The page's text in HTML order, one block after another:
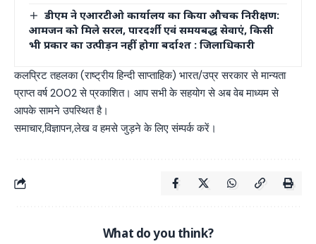
डीएम ने एआरटीओ कार्यालय का किया औचक निरीक्षण:
आमजन को मिले सरल, पारदर्शी एवं समयबद्ध सेवाएं, किसी
भी प्रकार का उत्पीड़न नहीं होगा बर्दाश्त : जिलाधिकारी
कलप्रिट तहलका (राष्ट्रीय हिन्दी साप्ताहिक) भारत/उप्र सरकार से मान्यता
प्राप्त वर्ष 2002 से प्रकाशित। आप सभी के सहयोग से अब वेब माध्यम से
आपके सामने उपस्थित है।
समाचार,विज्ञापन,लेख व हमसे जुड़ने के लिए संम्पर्क करें।
What do you think?